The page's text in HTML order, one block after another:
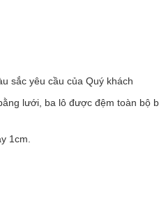
sắc yêu cầu của Quý khách
lưới, ba lô được đệm toàn
1cm.